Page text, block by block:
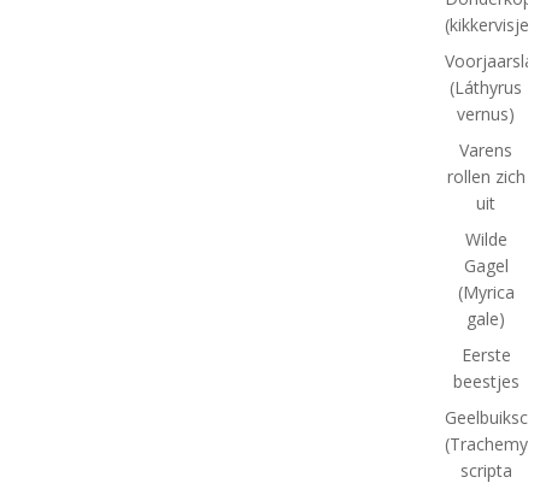
(Láthyrus
vernus)
Varens
rollen zich
uit
Wilde
Gagel
(Myrica
gale)
Eerste
beestjes
(Trachemys
scripta